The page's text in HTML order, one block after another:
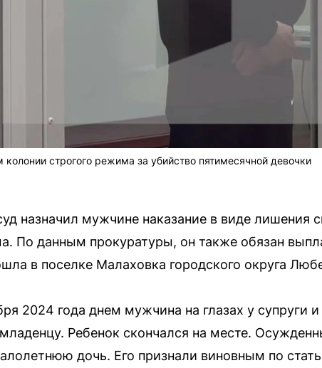
строгого режима за убийство пятимесячной девочки
назначил мужчине наказание в виде лишения
По данным прокуратуры, он также обязан
в поселке Малаховка городского округа
2024 года днем мужчина на глазах у супруги
Ребенок скончался на месте.
дочь. Его признали виновным по